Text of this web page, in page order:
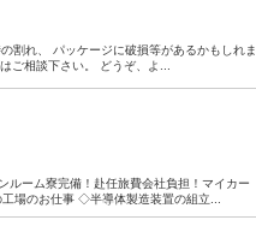
割れ、 パッケージに破損等があるかもしれま
ご相談下さい。 どうぞ、よ...
ーム寮完備！赴任旅費会社負担！マイカー
場のお仕事 ◇半導体製造装置の組立...